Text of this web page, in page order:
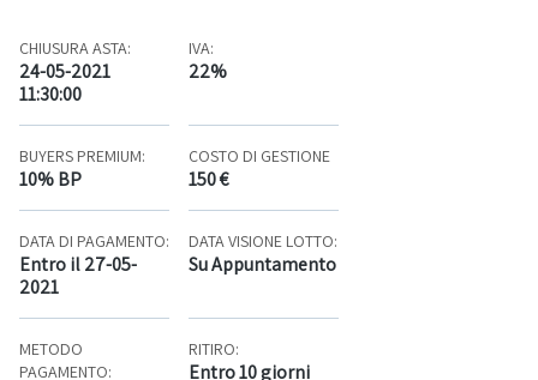
CHIUSURA ASTA:
24-05-2021
11:30:00
IVA:
22%
BUYERS PREMIUM:
10% BP
COSTO DI GESTIONE
150 €
DATA DI PAGAMENTO:
Entro il 27-05-
2021
DATA VISIONE LOTTO:
Su Appuntamento
METODO
PAGAMENTO:
RITIRO:
Entro 10 giorni